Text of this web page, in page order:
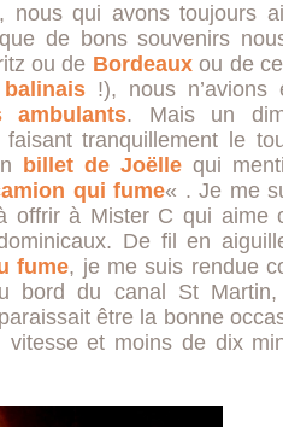
nous qui avons toujours
de bons souvenirs
ou de Bordeauxou de
balinais !), nous
ambulants. Mais un
faisant tranquillement le
billet de Joëlle qui
qui fume« . Je me
offrir à Mister C qui aime
De fil en
fume, je me suis rendue
bord du canal St
être la bonne
vitesse et moins de dix